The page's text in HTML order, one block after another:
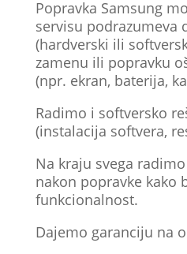
Popravka Samsung
servisu podrazumeva
(hardverski ili
zamenu ili popravku
(npr. ekran, baterija,
Radimo i softversko
(instalacija softvera,
Na kraju svega
nakon popravke kako
funkcionalnost.
Dajemo garanciju na